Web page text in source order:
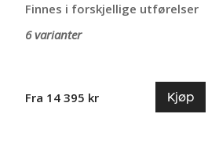
Finnes i forskjellige utførelser
6 varianter
Fra 14 395 kr Kjøp